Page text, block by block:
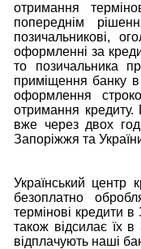
отримання
попереднім
позичальникові,
оформленні за
то позичальника
приміщення банку в
оформлення
отримання кредиту.
вже через двох
Запоріжжя та
Український
безоплатно
термінові кредити в
також відсилає їх в
відплачують наші